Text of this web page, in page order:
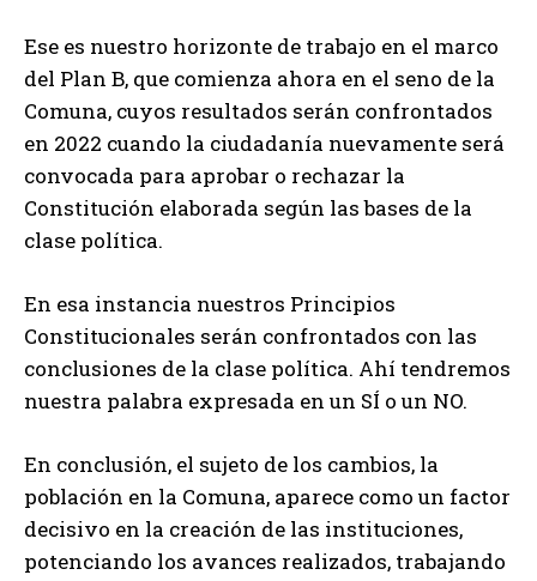
Ese es nuestro horizonte de trabajo en el marco
del Plan B, que comienza ahora en el seno de la
Comuna, cuyos resultados serán confrontados
en 2022 cuando la ciudadanía nuevamente será
convocada para aprobar o rechazar la
Constitución elaborada según las bases de la
clase política.
En esa instancia nuestros Principios
Constitucionales serán confrontados con las
conclusiones de la clase política. Ahí tendremos
nuestra palabra expresada en un SÍ o un NO.
En conclusión, el sujeto de los cambios, la
población en la Comuna, aparece como un factor
decisivo en la creación de las instituciones,
potenciando los avances realizados, trabajando